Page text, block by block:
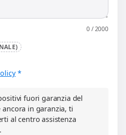
0 / 2000
*
fuori garanzia del
in garanzia, ti
al centro assistenza